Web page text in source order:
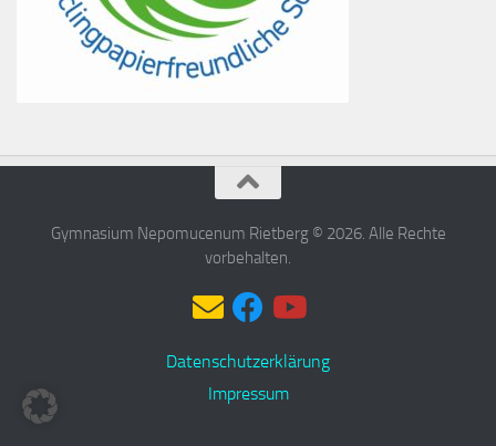
Gymnasium Nepomucenum Rietberg © 2026. Alle Rechte
vorbehalten.
Datenschutzerklärung
Impressum